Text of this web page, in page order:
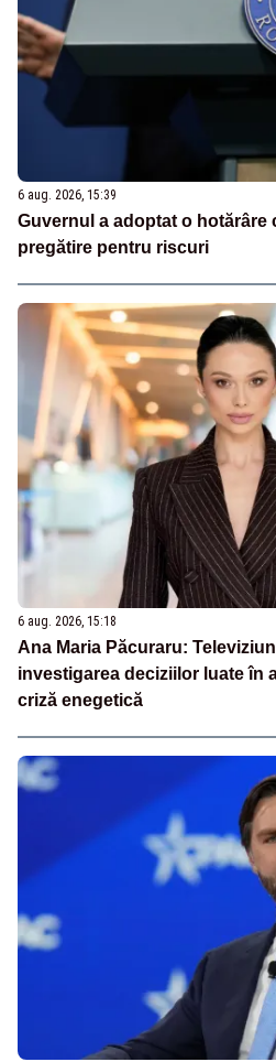
6 aug. 2026, 15:39
Guvernul a adoptat o hotărâre
pregătire pentru riscuri
6 aug. 2026, 15:18
Ana Maria Păcuraru:
investigarea deciziilor luate în
criză enegetică